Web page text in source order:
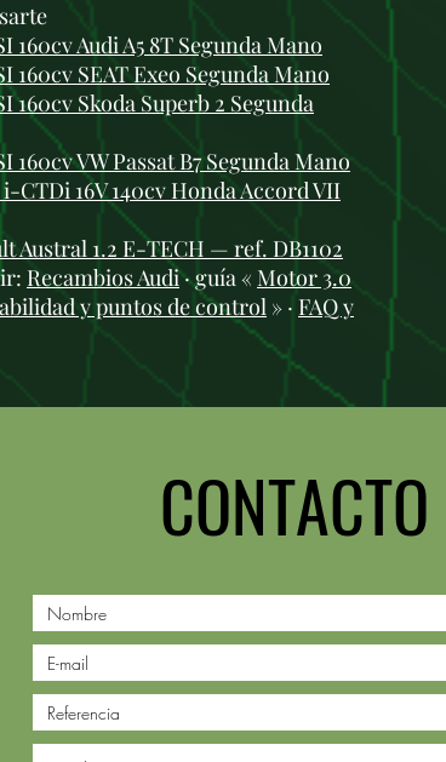
160cv Audi A5 8T Segunda Mano
160cv SEAT Exeo Segunda Mano
160cv Skoda Superb 2 Segunda
160cv VW Passat B7 Segunda Mano
CTDi 16V 140cv Honda Accord VII
Austral 1.2 E-TECH — ref. DB1102
Recambios Audi· guía « Motor 3.0
y puntos de control » · FAQ y
CONTACTO